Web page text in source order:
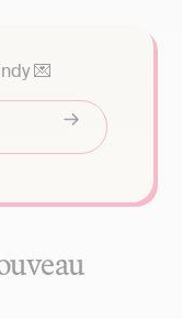
💌